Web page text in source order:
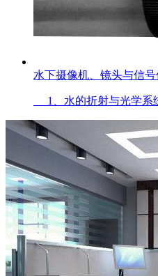
水下摄像机、镜头与信
1、水的折射与光学系